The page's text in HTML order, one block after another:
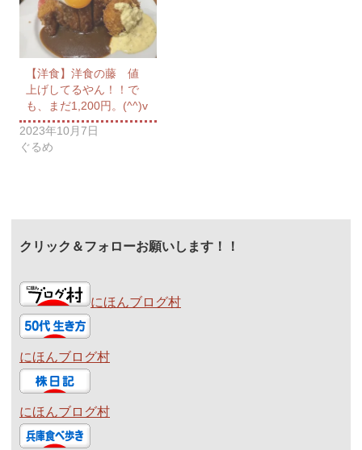
【洋食】洋食の藤 値
上げしてるやん！！で
も、まだ1,200円。(^^)v
2023年10月7日
ぐるめ
クリック＆フォローお願いします！！
にほんブログ村
にほんブログ村
にほんブログ村